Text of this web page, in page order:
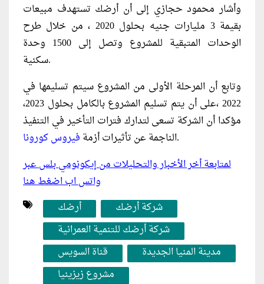
وأشار محمود حجازي إلى أن أرضك تستهدف مبيعات
بقيمة 3 مليارات جنيه بحلول 2020 ، من خلال طرح
الوحدات المتبقية للمشروع وتصل إلى 1500 وحدة
سكنية.
وتابع أن المرحلة الأولى من المشروع سيتم تسليمها في
2022 ،على أن يتم تسليم المشروع بالكامل بحلول 2023،
مؤكدا أن الشركة تسعى لتدارك فترات التأخير في التنفيذ
الناجمة عن تأثيرات أزمة فيروس كورونا
.
لمتابعة أخر الأخبار والتحليلات من إيكونومي بلس عبر
واتس اب اضغط هنا
أرضك
شركة أرضك
شركة أرضك للتنمية العمرانية
قناة السويس
مدينة المنيا الجديدة
مشروع زيزينيا